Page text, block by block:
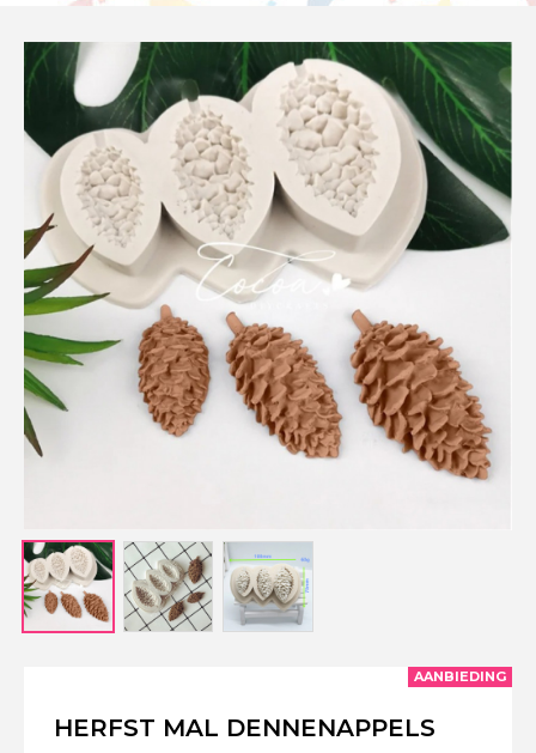
AANBIEDING
HERFST MAL DENNENAPPELS